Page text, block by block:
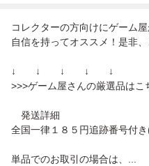
コレクターの方向けにゲーム屋
自信を持ってオススメ！是非、
↓ ↓ ↓ ↓ ↓
>>>ゲーム屋さんの厳選品はこ
発送詳細
全国一律１８５円追跡番号付
単品でのお取引の場合は、...